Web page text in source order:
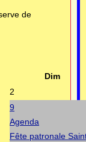
de
Dim
2
9
Agenda
Fête patronale